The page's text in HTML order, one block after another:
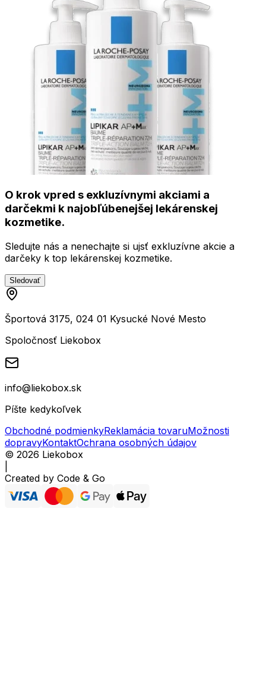
O krok vpred s exkluzívnymi akciami a
darčekmi k najobľúbenejšej lekárenskej
kozmetike.
Sledujte nás a nenechajte si ujsť exkluzívne akcie a
darčeky k top lekárenskej kozmetike.
Sledovať
Športová 3175, 024 01 Kysucké Nové Mesto
Spoločnosť Liekobox
info@liekobox.sk
Píšte kedykoľvek
Obchodné podmienkyReklamácia tovaruMožnosti
dopravyKontaktOchrana osobných údajov
© 2026 Liekobox
Created by Code & Go